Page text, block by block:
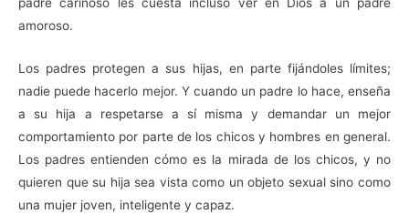
amoroso.
Los padres protegen a sus hijas, en parte fijándoles límites;
nadie puede hacerlo mejor. Y cuando un padre lo hace, enseña
a su hija a respetarse a sí misma y demandar un mejor
comportamiento por parte de los chicos y hombres en general.
Los padres entienden cómo es la mirada de los chicos, y no
quieren que su hija sea vista como un objeto sexual sino como
una mujer joven, inteligente y capaz.